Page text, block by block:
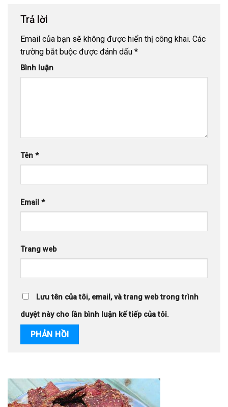
Trả lời
Email của bạn sẽ không được hiển thị công khai. Các
trường bắt buộc được đánh dấu *
Bình luận
Tên *
Email *
Trang web
Lưu tên của tôi, email, và trang web trong trình
duyệt này cho lần bình luận kế tiếp của tôi.